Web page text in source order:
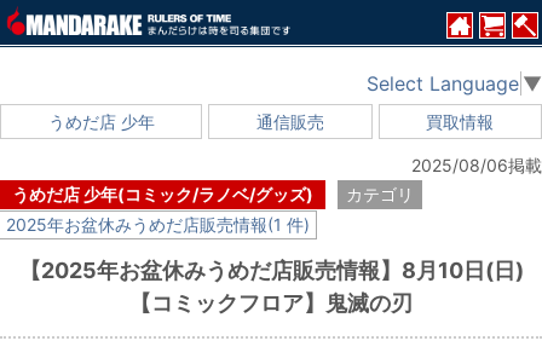
うめだ店 少年 通信販売 買取情報
Select Language ▼
うめだ店 少年(コミック/ラノベ/グッズ)
カテゴリ
2025年お盆休みうめだ店販売情報(1 件)
2025/08/06掲載
【2025年お盆休みうめだ店販売情報】8月10日(日)
【コミックフロア】鬼滅の刃